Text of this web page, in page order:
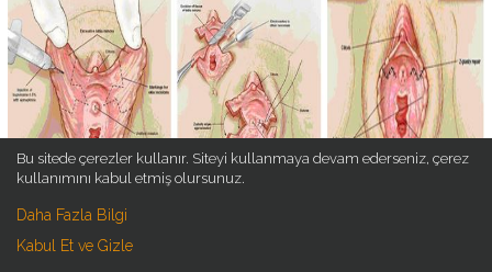
ESTETIK
BLOG
İLETIŞIM
Yukarıda yer alan ve en çok tercih edilen
ameliyatları hakkında sizlere geniş bilgiler vermeye devam
ediyoruz.
Bu sitede çerezler kullanır. Siteyi kullanmaya devam ederseniz, çerez
kullanımını kabul etmiş olursunuz.
Daha Fazla Bilgi
Kabul Et ve Gizle